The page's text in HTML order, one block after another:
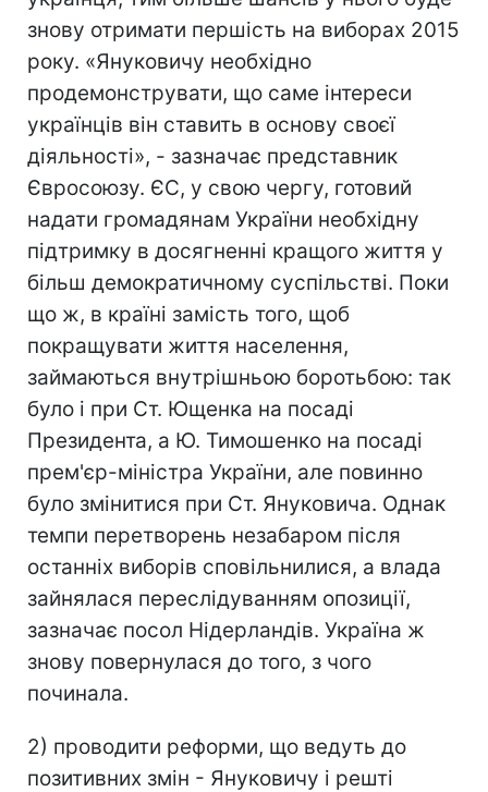
знову отримати першість на виборах 2015
року. «Януковичу необхідно
продемонструвати, що саме інтереси
українців він ставить в основу своєї
діяльності», - зазначає представник
Євросоюзу. ЄС, у свою чергу, готовий
надати громадянам України необхідну
підтримку в досягненні кращого життя у
більш демократичному суспільстві. Поки
що ж, в країні замість того, щоб
покращувати життя населення,
займаються внутрішньою боротьбою: так
було і при Ст. Ющенка на посаді
Президента, а Ю. Тимошенко на посаді
прем'єр-міністра України, але повинно
було змінитися при Ст. Януковича. Однак
темпи перетворень незабаром після
останніх виборів сповільнилися, а влада
зайнялася переслідуванням опозиції,
зазначає посол Нідерландів. Україна ж
знову повернулася до того, з чого
починала.
2) проводити реформи, що ведуть до
позитивних змін - Януковичу і решті